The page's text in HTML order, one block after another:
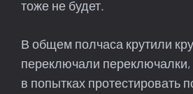
тоже не будет.
В общем полчаса крутили
переключали
в попытках протестировать